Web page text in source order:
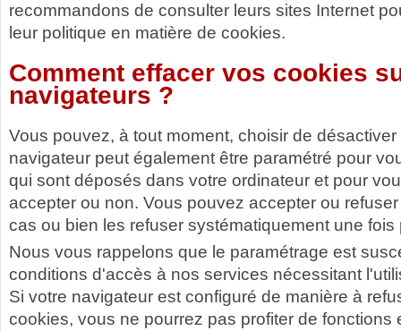
recommandons de consulter leurs sites Internet
leur politique en matière de cookies.
Comment effacer vos cookies
navigateurs ?
Vous pouvez, à tout moment, choisir de
navigateur peut également être paramétré pour
qui sont déposés dans votre ordinateur et pour
accepter ou non. Vous pouvez accepter ou
cas ou bien les refuser systématiquement une fois
Nous vous rappelons que le paramétrage est
conditions d'accès à nos services nécessitant
Si votre navigateur est configuré de manière à
cookies, vous ne pourrez pas profiter de fonctions